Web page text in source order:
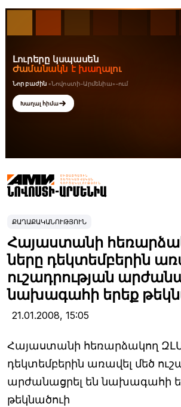
ՔԱՂԱՔԱԿԱՆՈՒԹՅՈՒՆ
Հայաստանի
ները դեկտեմբերին
ուշադրության
նախագահի երեք
21.01.2008, 15:05
Հայաստանի հեռարձակող
դեկտեմբերին առավել մեծ
արժանացրել են նախագահի
թեկնածուի